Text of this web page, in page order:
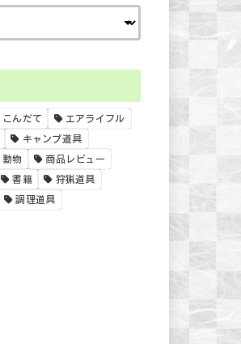
こんだて エアライフル
キャンプ道具
動物 商品レビュー
書籍 狩猟道具
調理道具